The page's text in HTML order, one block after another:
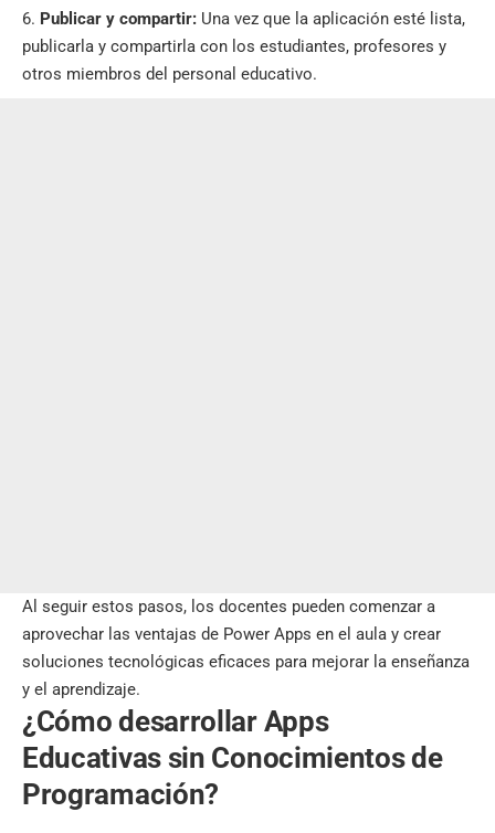
Publicar y compartir: Una vez que la aplicación esté lista,
publicarla y compartirla con los estudiantes, profesores y
otros miembros del personal educativo.
Al seguir estos pasos, los docentes pueden comenzar a
aprovechar las ventajas de Power Apps en el aula y crear
soluciones tecnológicas eficaces para mejorar la enseñanza
y el aprendizaje.
¿Cómo desarrollar Apps
Educativas sin Conocimientos de
Programación?